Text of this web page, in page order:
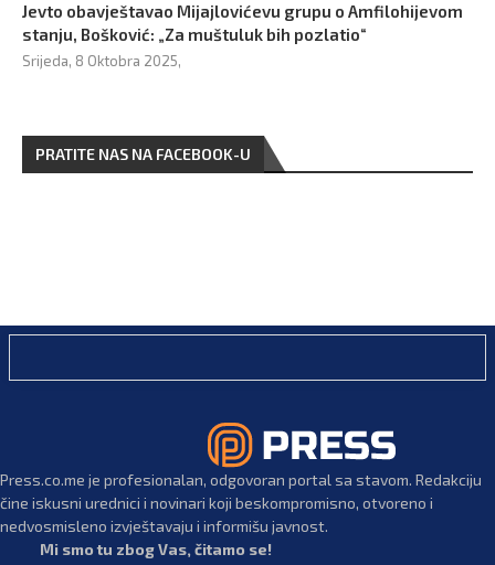
Jevto obavještavao Mijajlovićevu grupu o Amfilohijevom
stanju, Bošković: „Za muštuluk bih pozlatio“
Srijeda, 8 Oktobra 2025,
PRATITE NAS NA FACEBOOK-U
Press.co.me je profesionalan, odgovoran portal sa stavom. Redakciju
čine iskusni urednici i novinari koji beskompromisno, otvoreno i
nedvosmisleno izvještavaju i informišu javnost.
Mi smo tu zbog Vas, čitamo se!